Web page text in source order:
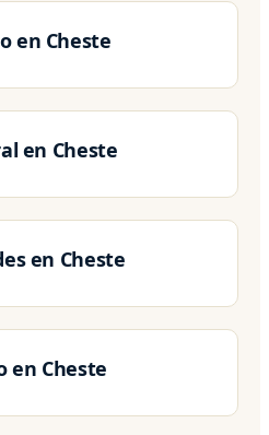
en Cheste
en Cheste
en Cheste
en Cheste